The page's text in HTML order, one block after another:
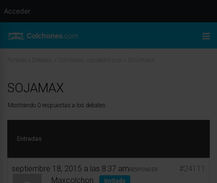
SOJAMAX
Mostrando 0 respuestas a los debates
Entradas
septiembre 18, 2015 a las 8:37 am #24111
RESPONDER
Maxcolchon Invitado
Acceder